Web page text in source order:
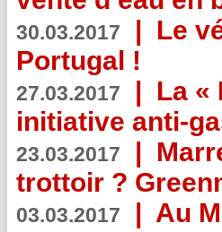
30.03.2017 | Le
Portugal !
27.03.2017 | La «
initiative anti-
23.03.2017 |
trottoir ?
03.03.2017 | Au